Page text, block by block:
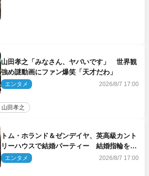
山田孝之「みなさん、ヤバいです」 世界観
強め謎動画にファン爆笑「天才だわ」
エンタメ 2026/8/7 17:00
山田孝之
トム・ホランド＆ゼンデイヤ、英高級カント
リーハウスで結婚パーティー 結婚指輪を身
に着けたトムも初キャッチ
エンタメ 2026/8/7 17:00